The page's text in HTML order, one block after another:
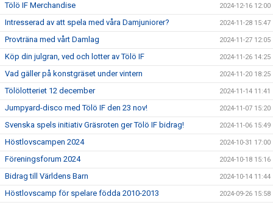
Tölö IF Merchandise 2024-12-16 12:00
Intresserad av att spela med våra Damjuniorer? 2024-11-28 15:47
Provträna med vårt Damlag 2024-11-27 12:05
Köp din julgran, ved och lotter av Tölö IF 2024-11-26 14:25
Vad gäller på konstgräset under vintern 2024-11-20 18:25
Tölölotteriet 12 december 2024-11-14 11:41
Jumpyard-disco med Tölö IF den 23 nov! 2024-11-07 15:20
Svenska spels initiativ Gräsroten ger Tölö IF bidrag! 2024-11-06 15:49
Höstlovscampen 2024 2024-10-31 17:00
Föreningsforum 2024 2024-10-18 15:16
Bidrag till Världens Barn 2024-10-14 11:44
Höstlovscamp för spelare födda 2010-2013 2024-09-26 15:58